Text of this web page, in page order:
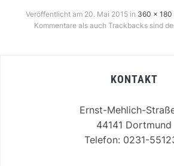
Veröffentlicht am 20. Mai 2015in 360 × 180
Kommentare als auch Trackbacks sind
KONTAKT
Ernst-Mehlich-
44141 Dortmund
Telefon: 0231-